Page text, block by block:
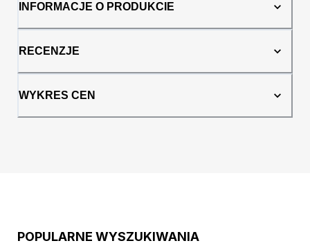
wyborem do minimalistycznych i
nowoczesnych wnętrz, gdzie elegancja i
wysokie nóżki to kolejny element, który
wyróżnia łóżko Roule. Te eleganckie nóżki
wydaje się unosić nad podłogą, co tworzy
efekt przestrzeni i sprawia, że sypialnia
INFORMACJE O PRODUKCIE
RECENZJE
WYKRES CEN
POPULARNE WYSZUKIWANIA